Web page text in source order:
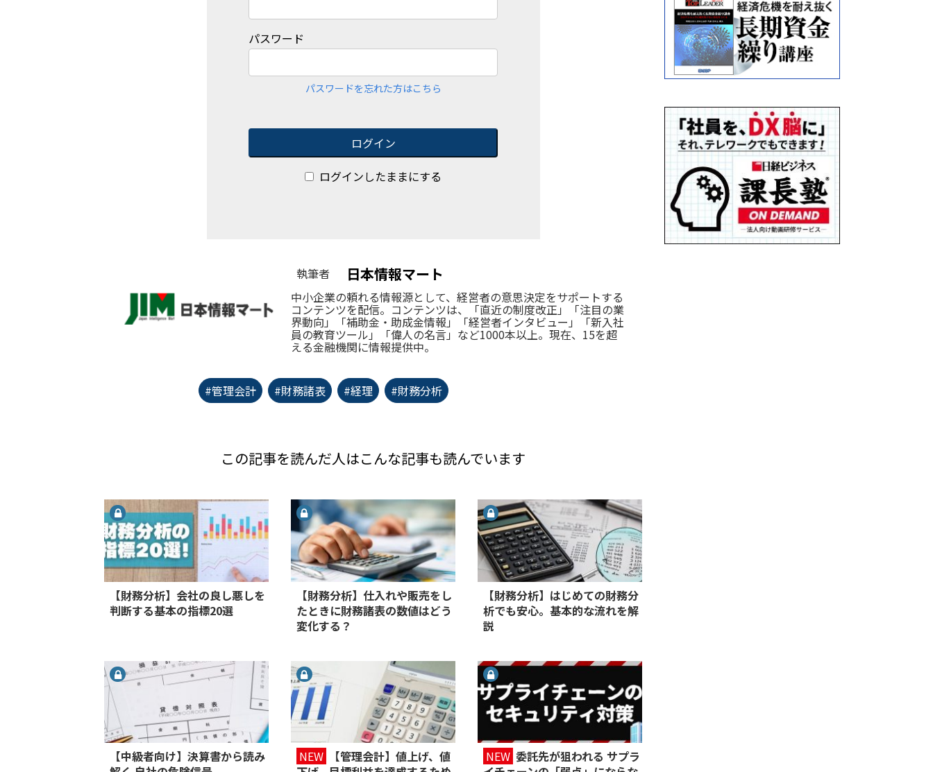
パスワード
パスワードを忘れた方はこちら
ログイン
ログインしたままにする
執筆者 日本情報マート
中小企業の頼れる情報源として、経営者の意思決定をサポートする
コンテンツを配信。コンテンツは、「直近の制度改正」「注目の業
界動向」「補助金・助成金情報」「経営者インタビュー」「新入社
員の教育ツール」「偉人の名言」など1000本以上。現在、15を超
える金融機関に情報提供中。
#管理会計 #財務諸表 #経理 #財務分析
この記事を読んだ人はこんな記事も読んでいます
【財務分析】会社の良し悪しを
判断する基本の指標20選
【財務分析】仕入れや販売をし
たときに財務諸表の数値はどう
変化する？
【財務分析】はじめての財務分
析でも安心。基本的な流れを解
説
【中級者向け】決算書から読み
NEW
【管理会計】値上げ、値
NEW 委託先が狙われる サプラ